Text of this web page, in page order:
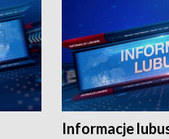
Informacje